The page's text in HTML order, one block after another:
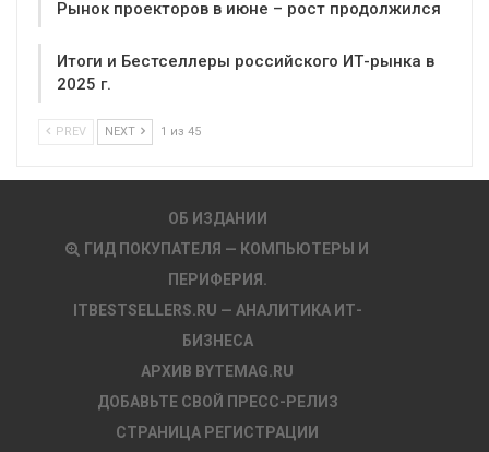
Рынок проекторов в июне – рост продолжился
Итоги и Бестселлеры российского ИТ-рынка в
2025 г.
PREV NEXT 1 из 45
ОБ ИЗДАНИИ
ГИД ПОКУПАТЕЛЯ — КОМПЬЮТЕРЫ И
ПЕРИФЕРИЯ.
ITBESTSELLERS.RU — АНАЛИТИКА ИТ-
БИЗНЕСА
АРХИВ BYTEMAG.RU
ДОБАВЬТЕ СВОЙ ПРЕСС-РЕЛИЗ
СТРАНИЦА РЕГИСТРАЦИИ